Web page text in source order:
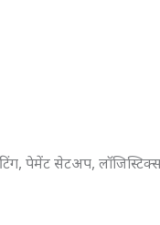
पेमेंट सेटअप,